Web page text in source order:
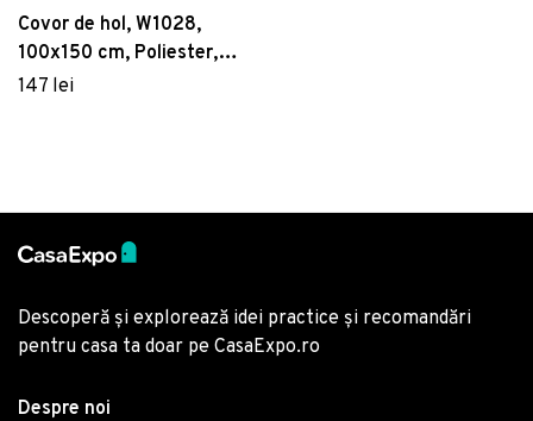
Covor de hol, W1028,
100x150 cm, Poliester,
Multicolor
147 lei
Descoperă și explorează idei practice și recomandări
pentru casa ta doar pe CasaExpo.ro
Despre noi